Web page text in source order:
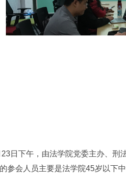
日下午，由法学院党委主办、刑
参会人员主要是法学院45岁以下